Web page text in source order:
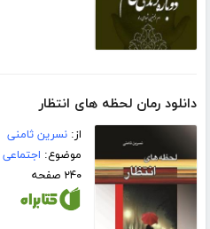
دانلود رمان لحظه های انتظار
از:نسرین ثامنی
موضوع: اجتماعی
۲۴۰ صفحه